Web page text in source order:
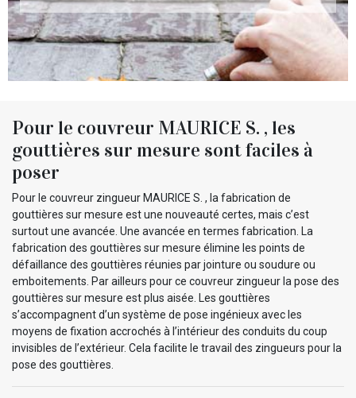
Pour le couvreur MAURICE S. , les
gouttières sur mesure sont faciles à
poser
Pour le couvreur zingueur MAURICE S. , la fabrication de
gouttières sur mesure est une nouveauté certes, mais c’est
surtout une avancée. Une avancée en termes fabrication. La
fabrication des gouttières sur mesure élimine les points de
défaillance des gouttières réunies par jointure ou soudure ou
emboitements. Par ailleurs pour ce couvreur zingueur la pose des
gouttières sur mesure est plus aisée. Les gouttières
s’accompagnent d’un système de pose ingénieux avec les
moyens de fixation accrochés à l’intérieur des conduits du coup
invisibles de l’extérieur. Cela facilite le travail des zingueurs pour la
pose des gouttières.